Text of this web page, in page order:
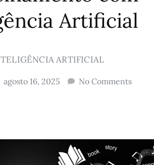
Artificial
ARTIFICIAL
agosto 16, 2025 No Comments